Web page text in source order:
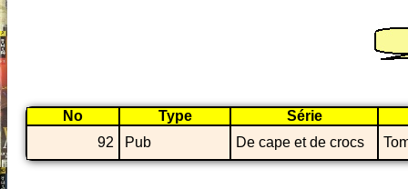
No Type
Série
92
Pub De cape et de crocs